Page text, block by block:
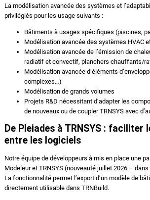
La modélisation avancée des systèmes et
privilégiés pour les usage suivants :
Bâtiments à usages spécifiques (piscines,
Modélisation avancée des systèmes HVAC
Modélisation avancée de l’émission de
radiatif et convectif, planchers chauffants/
Modélisation avancée d’éléments
complexes…)
Modélisation de grands volumes
Projets R&D nécessitant d’adapter les
de nouveaux ou de coupler TRNSYS avec
De Pleiades à TRNSYS :
entre les logiciels
Notre équipe de développeurs à mis en place une
Modeleur et TRNSYS (nouveauté juillet 2026 – dans
La fonctionnalité permet l’export d’un modèle de
directement utilisable dans TRNBuild.